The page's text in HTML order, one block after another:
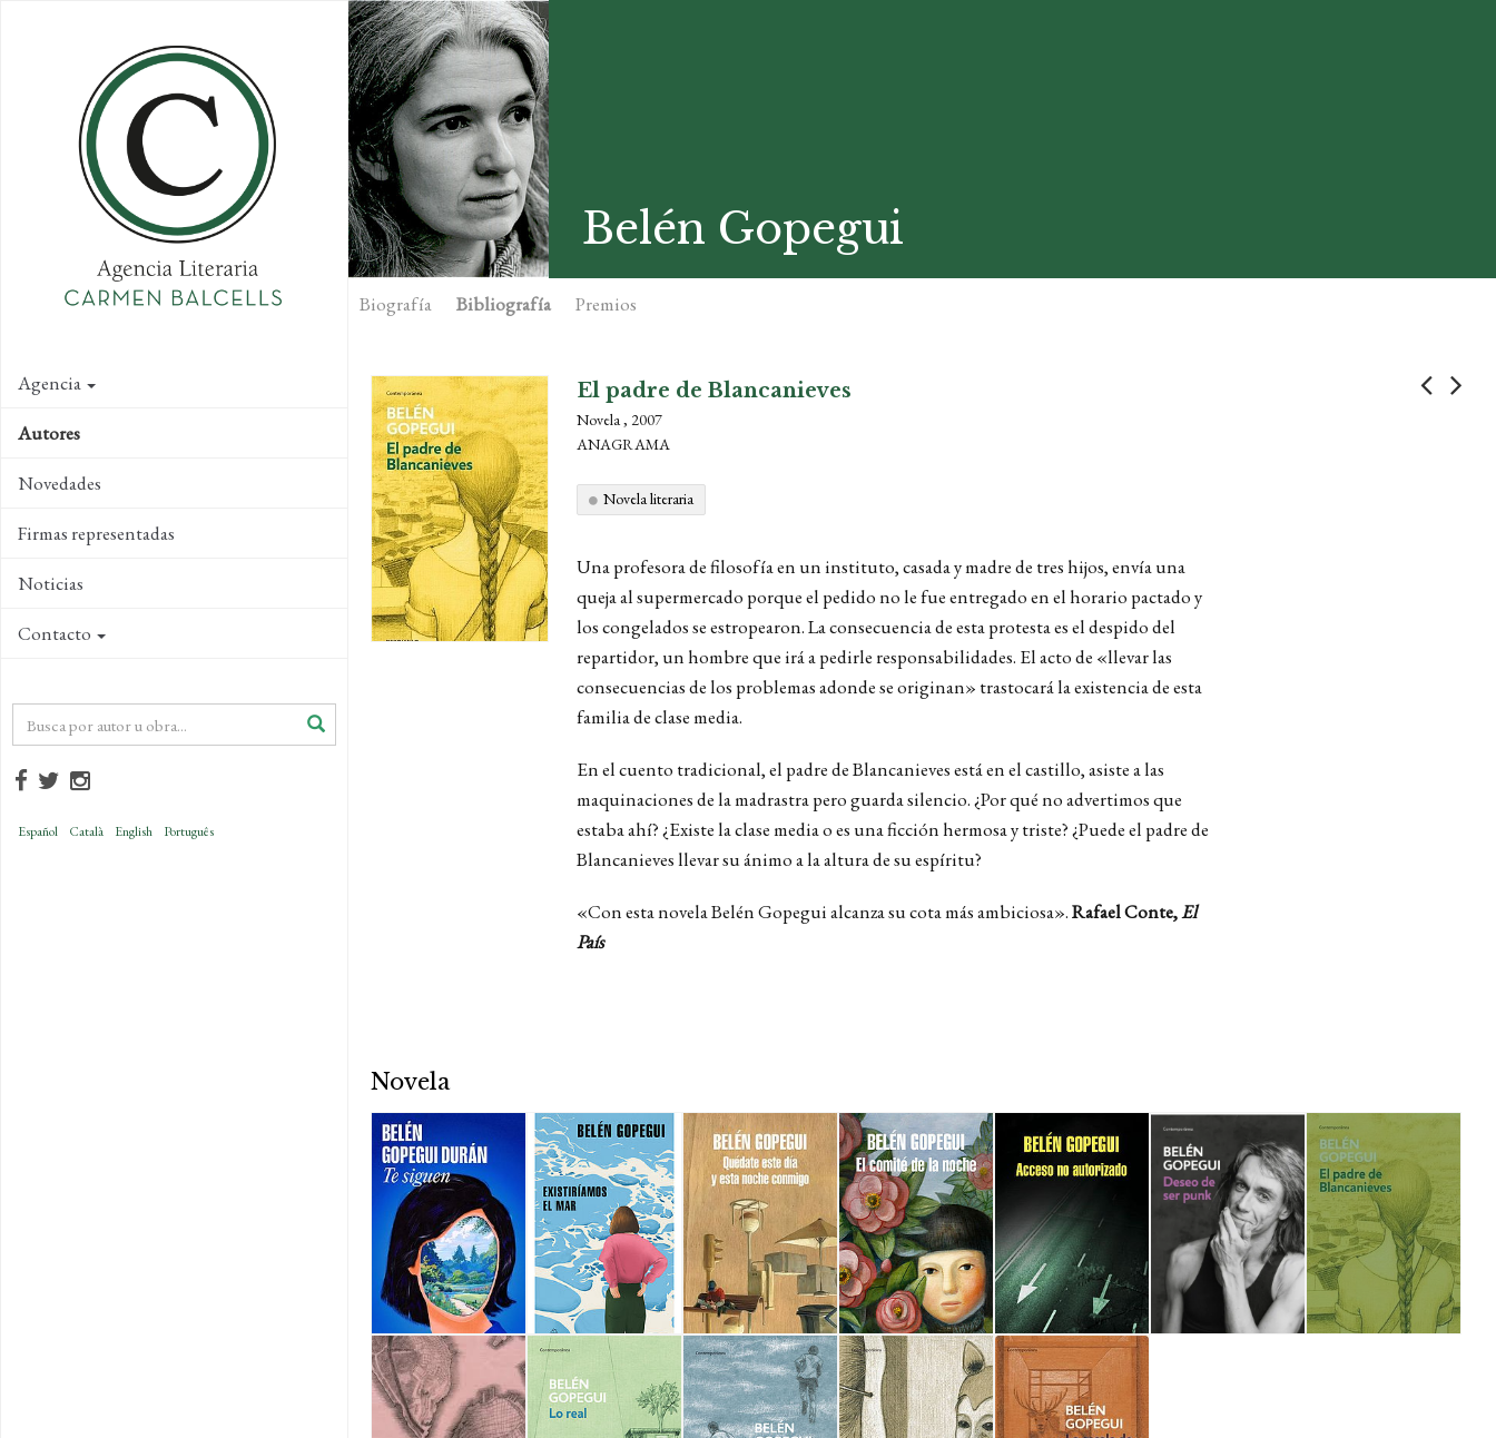
Agencia
Autores
Novedades
Firmas representadas
Noticias
Contacto
Español Català English Português
Belén Gopegui
Biografía Bibliografía Premios
El padre de Blancanieves
Novela , 2007
ANAGRAMA
Novela literaria
Una profesora de filosofía en un instituto, casada y madre de tres hijos, envía una
queja al supermercado porque el pedido no le fue entregado en el horario pactado y
los congelados se estropearon. La consecuencia de esta protesta es el despido del
repartidor, un hombre que irá a pedirle responsabilidades. El acto de «llevar las
consecuencias de los problemas adonde se originan» trastocará la existencia de esta
familia de clase media.
En el cuento tradicional, el padre de Blancanieves está en el castillo, asiste a las
maquinaciones de la madrastra pero guarda silencio. ¿Por qué no advertimos que
estaba ahí? ¿Existe la clase media o es una ficción hermosa y triste? ¿Puede el padre de
Blancanieves llevar su ánimo a la altura de su espíritu?
«Con esta novela Belén Gopegui alcanza su cota más ambiciosa».Rafael Conte,El
País
Novela